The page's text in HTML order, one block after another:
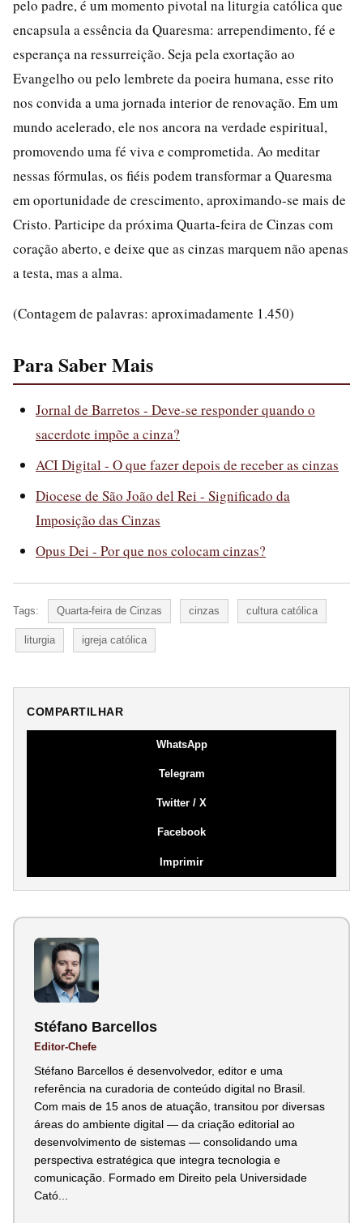
pelo padre, é um momento pivotal na liturgia católica que
encapsula a essência da Quaresma: arrependimento, fé e
esperança na ressurreição. Seja pela exortação ao
Evangelho ou pelo lembrete da poeira humana, esse rito
nos convida a uma jornada interior de renovação. Em um
mundo acelerado, ele nos ancora na verdade espiritual,
promovendo uma fé viva e comprometida. Ao meditar
nessas fórmulas, os fiéis podem transformar a Quaresma
em oportunidade de crescimento, aproximando-se mais de
Cristo. Participe da próxima Quarta-feira de Cinzas com
coração aberto, e deixe que as cinzas marquem não apenas
a testa, mas a alma.
(Contagem de palavras: aproximadamente 1.450)
Para Saber Mais
Jornal de Barretos - Deve-se responder quando o
sacerdote impõe a cinza?
ACI Digital - O que fazer depois de receber as cinzas
Diocese de São João del Rei - Significado da
Imposição das Cinzas
Opus Dei - Por que nos colocam cinzas?
Tags: Quarta-feira de Cinzas cinzas cultura católica
liturgia igreja católica
COMPARTILHAR
WhatsApp
Telegram
Twitter / X
Facebook
Imprimir
Stéfano Barcellos
Editor-Chefe
Stéfano Barcellos é desenvolvedor, editor e uma
referência na curadoria de conteúdo digital no Brasil.
Com mais de 15 anos de atuação, transitou por diversas
áreas do ambiente digital — da criação editorial ao
desenvolvimento de sistemas — consolidando uma
perspectiva estratégica que integra tecnologia e
comunicação. Formado em Direito pela Universidade
Cató...